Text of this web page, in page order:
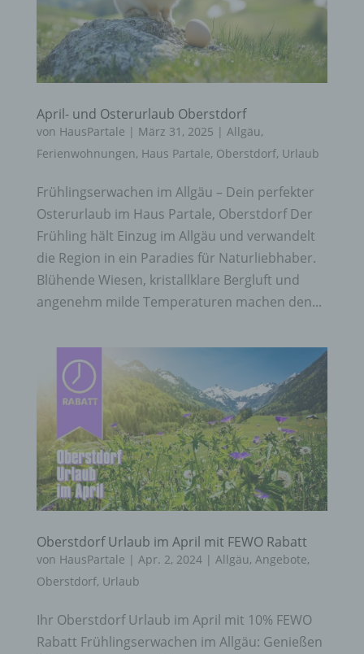
April- und Osterurlaub Oberstdorf
von HausPartale | März 31, 2025 | Allgäu,
Ferienwohnungen, Haus Partale, Oberstdorf, Urlaub
Frühlingserwachen im Allgäu – Dein perfekter
Osterurlaub im Haus Partale, Oberstdorf Der
Frühling hält Einzug im Allgäu und verwandelt
die Region in ein Paradies für Naturliebhaber.
Blühende Wiesen, kristallklare Bergluft und
angenehm milde Temperaturen machen den...
Oberstdorf Urlaub im April mit FEWO Rabatt
von HausPartale | Apr. 2, 2024| Allgäu, Angebote,
Oberstdorf, Urlaub
Ihr Oberstdorf Urlaub im April mit 10% FEWO
Rabatt Frühlingserwachen im Allgäu: Genießen